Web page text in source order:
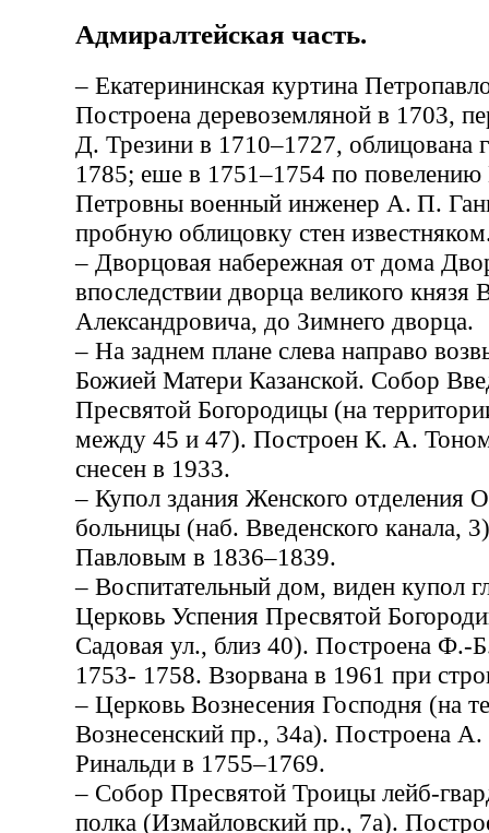
Адмиралтейская часть.
– Екатерининская куртина
Построена деревоземляной в 1703,
Д. Трезини в 1710–1727, облицована
1785; еше в 1751–1754 по повелению
Петровны военный инженер А. П.
пробную облицовку стен
– Дворцовая набережная от дома
впоследствии дворца великого князя
Александровича, до Зимнего дворца.
– На заднем плане слева направо
Божией Матери Казанской. Собор
Пресвятой Богородицы (на
между 45 и 47). Построен К. А.
снесен в 1933.
– Купол здания Женского отделения
больницы (наб. Введенского канала,
Павловым в 1836–1839.
– Воспитательный дом, виден купол
Церковь Успения Пресвятой
Садовая ул., близ 40). Построена Ф.-
1753- 1758. Взорвана в 1961 при
– Церковь Вознесения Господня (на
Вознесенский пр., 34а). Построена
Ринальди в 1755–1769.
– Собор Пресвятой Троицы лейб-
полка (Измайловский пр., 7а).